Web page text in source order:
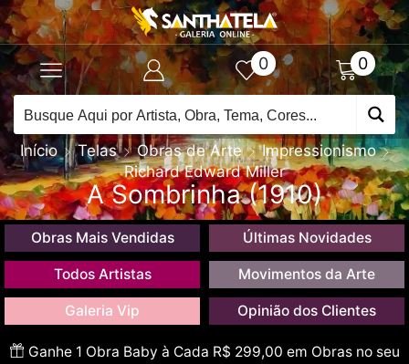
0 0
Início Telas Obras de Arte
Impressionismo
Richard Edward Miller
A Sombrinha (1910)
Obras Mais Vendidas Últimas Novidades
Todos Artistas Movimentos da Arte
Galeria Vip Opinião dos Clientes
Ganhe 1 Obra Baby à Cada R$ 299,00 em Obras no seu